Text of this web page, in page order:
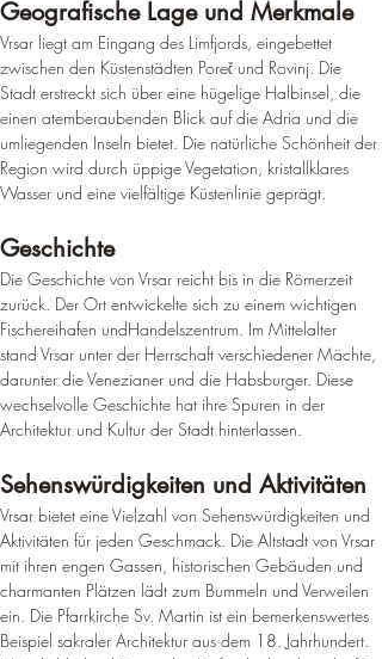
Geografische Lage und Merkmale
Vrsar liegt am Eingang des Limfjords, eingebettet
zwischen den Küstenstädten Poreč und Rovinj. Die
Stadt erstreckt sich über eine hügelige Halbinsel, die
einen atemberaubenden Blick auf die Adria und die
umliegenden Inseln bietet. Die natürliche Schönheit der
Region wird durch üppige Vegetation, kristallklares
Wasser und eine vielfältige Küstenlinie geprägt.
Geschichte
Die Geschichte von Vrsar reicht bis in die Römerzeit
zurück. Der Ort entwickelte sich zu einem wichtigen
Fischereihafen undHandelszentrum. Im Mittelalter
stand Vrsar unter der Herrschaft verschiedener Mächte,
darunter die Venezianer und die Habsburger. Diese
wechselvolle Geschichte hat ihre Spuren in der
Architektur und Kultur der Stadt hinterlassen.
Sehenswürdigkeiten und Aktivitäten
Vrsar bietet eine Vielzahl von Sehenswürdigkeiten und
Aktivitäten für jeden Geschmack. Die Altstadt von Vrsar
mit ihren engen Gassen, historischen Gebäuden und
charmanten Plätzen lädt zum Bummeln und Verweilen
ein. Die Pfarrkirche Sv. Martin ist ein bemerkenswertes
Beispiel sakraler Architektur aus dem 18. Jahrhundert.